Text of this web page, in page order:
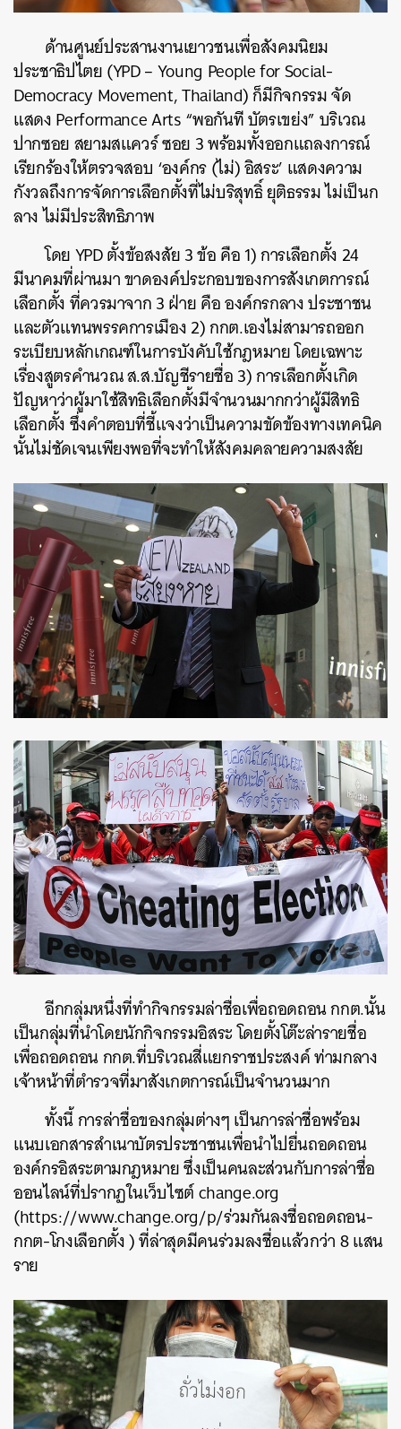
ด้านศูนย์ประสานงานเยาวชนเพื่อสังคมนิยม
ประชาธิปไตย (YPD – Young People for Social-
Democracy Movement, Thailand) ก็มีกิจกรรม จัด
แสดง Performance Arts “พอกันที บัตรเขย่ง” บริเวณ
ปากซอย สยามสแควร์ ซอย 3 พร้อมทั้งออกแถลงการณ์
เรียกร้องให้ตรวจสอบ ‘องค์กร (ไม่) อิสระ’ แสดงความ
กังวลถึงการจัดการเลือกตั้งที่ไม่บริสุทธิ์ ยุติธรรม ไม่เป็นก
ลาง ไม่มีประสิทธิภาพ
โดย YPD ตั้งข้อสงสัย 3 ข้อ คือ 1) การเลือกตั้ง 24
มีนาคมที่ผ่านมา ขาดองค์ประกอบของการสังเกตการณ์
เลือกตั้ง ที่ควรมาจาก 3 ฝ่าย คือ องค์กรกลาง ประชาชน
และตัวแทนพรรคการเมือง 2) กกต.เองไม่สามารถออก
ระเบียบหลักเกณฑ์ในการบังคับใช้กฎหมาย โดยเฉพาะ
เรื่องสูตรคำนวณ ส.ส.บัญชีรายชื่อ 3) การเลือกตั้งเกิด
ปัญหาว่าผู้มาใช้สิทธิเลือกตั้งมีจำนวนมากกว่าผู้มีสิทธิ
เลือกตั้ง ซึ่งคำตอบที่ชี้แจงว่าเป็นความขัดข้องทางเทคนิค
นั้นไม่ชัดเจนเพียงพอที่จะทำให้สังคมคลายความสงสัย
อีกกลุ่มหนึ่งที่ทำกิจกรรมล่าชื่อเพื่อถอดถอน กกต.นั้น
เป็นกลุ่มที่นำโดยนักกิจกรรมอิสระ โดยตั้งโต๊ะล่ารายชื่อ
เพื่อถอดถอน กกต.ที่บริเวณสี่แยกราชประสงค์ ท่ามกลาง
เจ้าหน้าที่ตำรวจที่มาสังเกตการณ์เป็นจำนวนมาก
ทั้งนี้ การล่าชื่อของกลุ่มต่างๆ เป็นการล่าชื่อพร้อม
แนบเอกสารสำเนาบัตรประชาชนเพื่อนำไปยื่นถอดถอน
องค์กรอิสระตามกฎหมาย ซึ่งเป็นคนละส่วนกับการล่าชื่อ
ออนไลน์ที่ปรากฏในเว็บไซต์ change.org
(https://www.change.org/p/ร่วมกันลงชื่อถอดถอน-
กกต-โกงเลือกตั้ง ) ที่ล่าสุดมีคนร่วมลงชื่อแล้วกว่า 8 แสน
ราย
ค้นหา
SHARE TWEET LINE EMAIL